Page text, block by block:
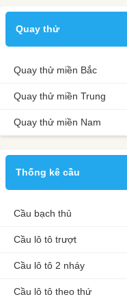
Quay thử
Quay thử miền Bắc
Quay thử miền Trung
Quay thử miền Nam
Thống kê cầu
Cầu bạch thủ
Cầu lô tô trượt
Cầu lô tô 2 nháy
Cầu lô tô theo thứ